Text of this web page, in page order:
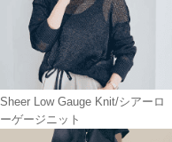
Sheer Low Gauge Knit/シアーロ
ーゲージニット